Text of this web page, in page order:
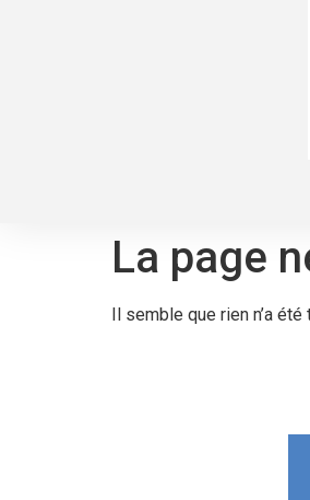
La page
Il semble que rien n’a